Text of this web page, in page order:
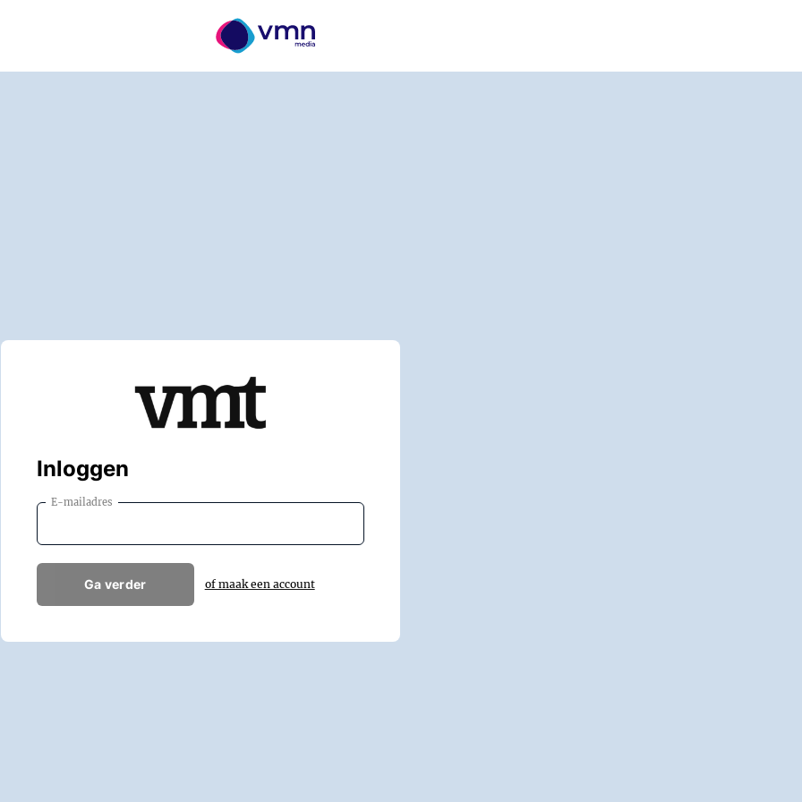
Inloggen
E-mailadres
Ga verder of maak een account